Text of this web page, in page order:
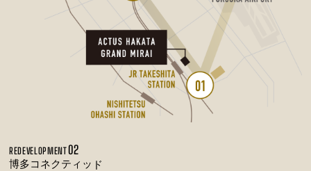
REDEVELOPMENT02
博多コネクティッド